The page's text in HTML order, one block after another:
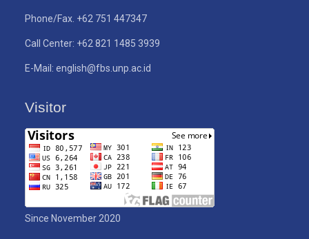
Phone/Fax. +62 751 447347
Call Center: +62 821 1485 3939
E-Mail: english@fbs.unp.ac.id
Visitor
Since November 2020